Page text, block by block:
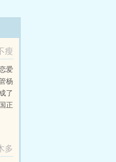
瘦
爱
杨
了
正
多